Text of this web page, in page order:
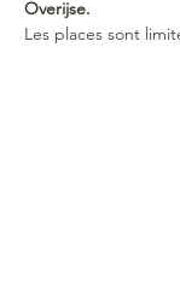
Overijse.
Les places sont